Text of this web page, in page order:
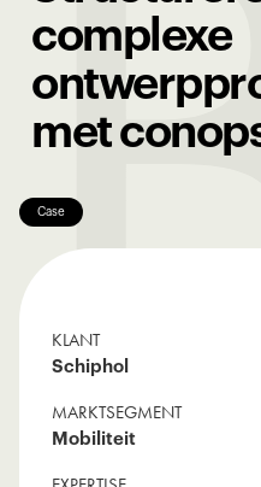
complexe
met
Case
KLANT
Schiphol
MARKTSEGMENT
Mobiliteit